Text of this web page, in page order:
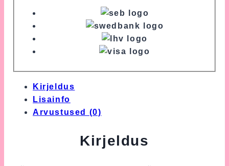
Kirjeldus
Lisainfo
Arvustused (0)
Kirjeldus